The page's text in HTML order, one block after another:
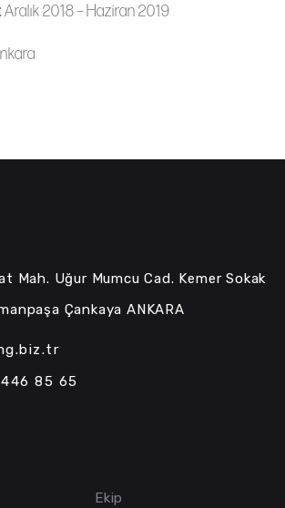
Aralık 2018 – Haziran 2019
Mah. Uğur Mumcu Cad. Kemer Sokak
Çankaya ANKARA
85 65
Ekip